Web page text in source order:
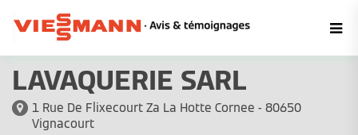
LAVAQUERIE SARL
1 Rue De Flixecourt Za La Hotte Cornee - 80650
Vignacourt